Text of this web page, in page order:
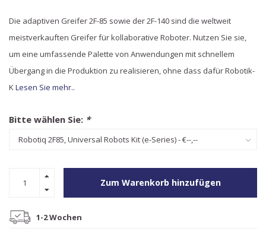
Die adaptiven Greifer 2F-85 sowie der 2F-140 sind die weltweit
meistverkauften Greifer für kollaborative Roboter. Nutzen Sie sie,
um eine umfassende Palette von Anwendungen mit schnellem
Übergang in die Produktion zu realisieren, ohne dass dafür Robotik-
KLesen Sie mehr..
Bitte wählen Sie: *
Zum Warenkorb hinzufügen
1-2 Wochen